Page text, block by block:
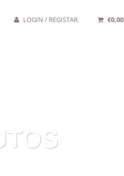
LOGIN / REGISTAR €0,00